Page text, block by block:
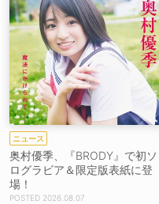
ニュース
奥村優季、『BRODY』で初ソ
ログラビア＆限定版表紙に登
場！
2026.08.07